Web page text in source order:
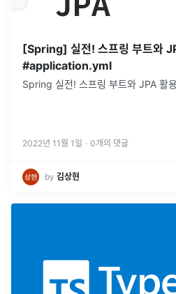
[Spring] 실전! 스프링 부트와
#application.yml
Spring 실전! 스프링 부트와 JPA
2022년 11월 1일 · 0개의 댓글
by 김상현